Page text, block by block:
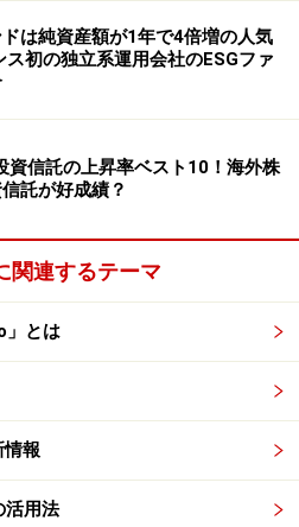
、投資方針に沿って一定の種
ます。たとえば、ブラジル国
地域を限定しているファン
ど発行体の種類で限定してい
券にのみ投資するなど格付け
などです。このうち、長期債
付け会社によって表記が異な
ボンド」と呼ばれる投資適格
資するものがハイ・イールド
リスクもありますが、投資信
ァンドで、数百銘柄以上の債
組み入れられている銘柄のう
務不履行）を起こして債券の
は純資産額が1年で4倍増の人気
ス初の独立系運用会社のESGファ
資信託の上昇率ベスト10！海外株
託が好成績？
関連するテーマ
」とは
報
活用法